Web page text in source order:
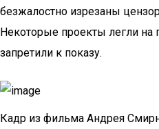
безжалостно изрезаны
Некоторые проекты легли на
запретили к показу.
Кадр из фильма Андрея